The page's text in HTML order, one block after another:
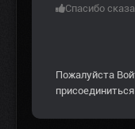
Спасибо
Пожалуйста